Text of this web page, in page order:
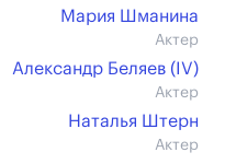
Мария Шманина
Актер
Александр Беляев (IV)
Актер
Наталья Штерн
Актер